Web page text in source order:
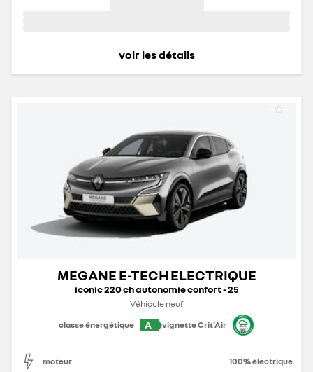
voir les détails
MEGANE E-TECH ELECTRIQUE
iconic 220 ch autonomie confort - 25
Véhicule neuf
classe énergétique
A vignette Crit'Air
moteur 100% électrique